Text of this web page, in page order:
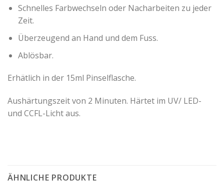
Schnelles Farbwechseln oder Nacharbeiten zu jeder
Zeit.
Überzeugend an Hand und dem Fuss.
Ablösbar.
Erhätlich in der 15ml Pinselflasche.
Aushärtungszeit von 2 Minuten. Härtet im UV/ LED-
und CCFL-Licht aus.
ÄHNLICHE PRODUKTE